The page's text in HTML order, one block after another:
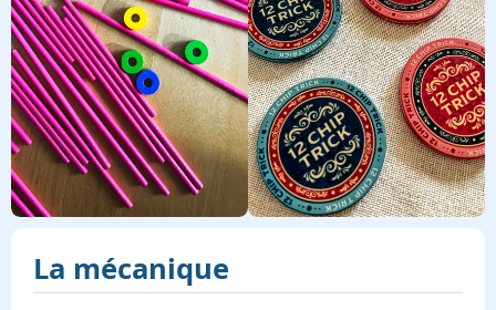
La mécanique